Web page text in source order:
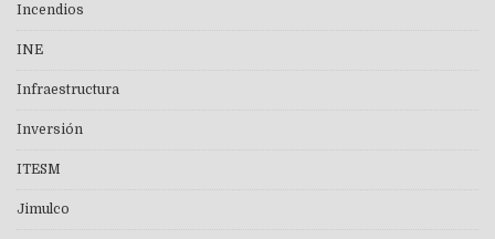
Incendios
INE
Infraestructura
Inversión
ITESM
Jimulco